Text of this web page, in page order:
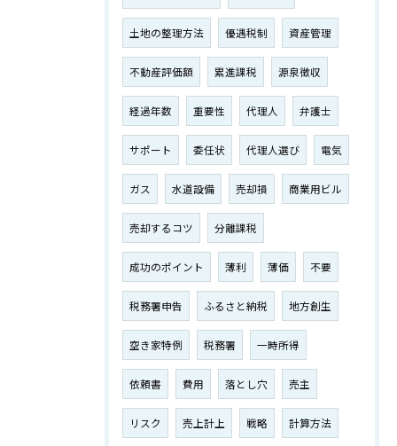
土地の整理方法 優遇税制 資産管理
不動産評価額 累進課税 源泉徴収
経過年数 重要性 代理人 弁護士
サポート 委任状 代理人選び 電気
ガス 水道設備 売却損 商業用ビル
売却するコツ 分離課税
成功のポイント 薄利 薄価 不要
税務署申告 ふるさと納税 地方創生
空き家特例 税務署 一時所得
依頼書 費用 落とし穴 売主
リスク 売上計上 戦略 計算方法